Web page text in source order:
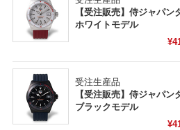
【受注販売】侍ジャパ
ホワイトモデル
受注生産品
【受注販売】侍ジャパ
ブラックモデル